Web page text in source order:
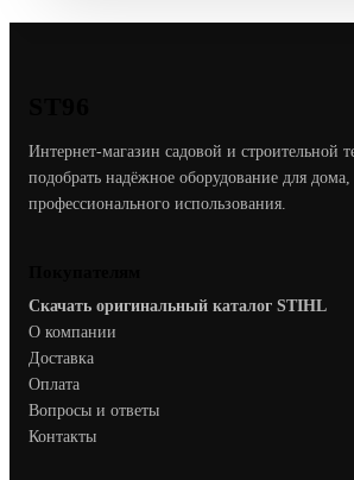
Интернет-магазин садовой и строительной
подобрать надёжное оборудование для дома,
профессионального использования.
Скачать оригинальный каталог STIHL
О компании
Доставка
Оплата
Вопросы и ответы
Контакты